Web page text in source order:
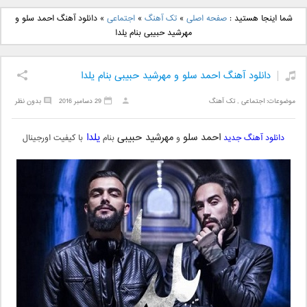
دانلود آهنگ جدید بهنام
بانی بنام قرص قمر 2
دانلود آهنگ جدید علی
یاسینی بنام دورترین نزدیک
شما اینجا هستید :صفحه اصلی »تک آهنگ »اجتماعی »دانلود آهنگ احمد سلو و
مهرشید حبیبی بنام یلدا
دانلود آهنگ احمد سلو و مهرشید حبیبی بنام یلدا
موضوعات:اجتماعی ,تک آهنگ بدون نظر 29 دسامبر 2016
دانلود آهنگ جدید احمد سلو ومهرشید حبیبیبنامیلدا با کیفیت اورجینال